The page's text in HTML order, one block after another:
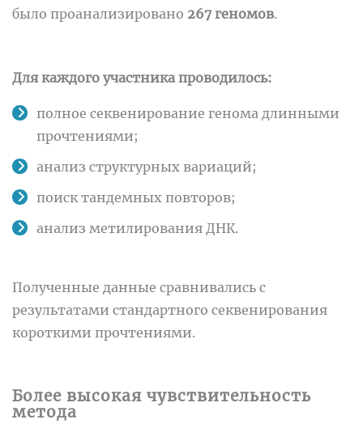
было проанализировано 267 геномов.
Для каждого участника проводилось:
полное секвенирование генома длинными
прочтениями;
анализ структурных вариаций;
поиск тандемных повторов;
анализ метилирования ДНК.
Полученные данные сравнивались с
результатами стандартного секвенирования
короткими прочтениями.
Более высокая чувствительность
метода